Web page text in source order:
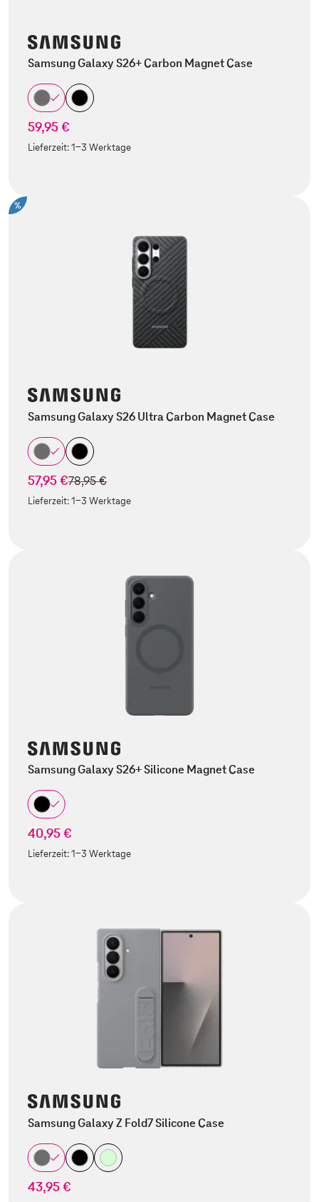
Samsung Galaxy S26+ Carbon Magnet Case
59,95 €
Lieferzeit:1-3 Werktage
%
Samsung Galaxy S26 Ultra Carbon Magnet Case
57,95 €statt
78,95 €
Lieferzeit:1-3 Werktage
Samsung Galaxy S26+ Silicone Magnet Case
40,95 €
Lieferzeit:1-3 Werktage
Samsung Galaxy Z Fold7 Silicone Case
43,95 €